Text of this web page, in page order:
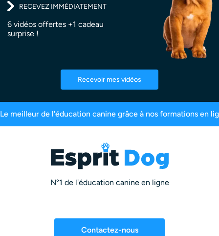
RECEVEZ IMMÉDIATEMENT
6 vidéos offertes +1 cadeau
surprise !
Recevoir mes vidéos
99,6% de satisfaction 2,5 millions d’abonnés
N°1 de l'éducation canine en ligne
Contactez-nous